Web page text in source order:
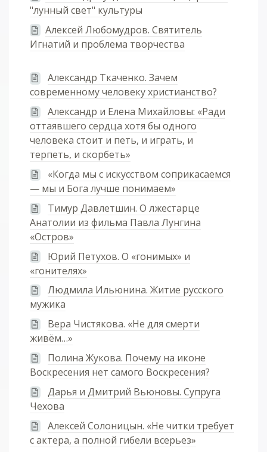
"лунный свет" культуры
Алексей Любомудров. Святитель
Игнатий и проблема творчества
Александр Ткаченко. Зачем
современному человеку христианство?
Александр и Елена Михайловы: «Ради
оттаявшего сердца хотя бы одного
человека стоит и петь, и играть, и
терпеть, и скорбеть»
«Когда мы с искусством соприкасаемся
— мы и Бога лучше понимаем»
Тимур Давлетшин. О лжестарце
Анатолии из фильма Павла Лунгина
«Остров»
Юрий Петухов. О «гонимых» и
«гонителях»
Людмила Ильюнина. Житие русского
мужика
Вера Чистякова. «Не для смерти
живём…»
Полина Жукова. Почему на иконе
Воскресения нет самого Воскресения?
Дарья и Дмитрий Вьюновы. Супруга
Чехова
Алексей Солоницын. «Не читки требует
с актера, а полной гибели всерьез»